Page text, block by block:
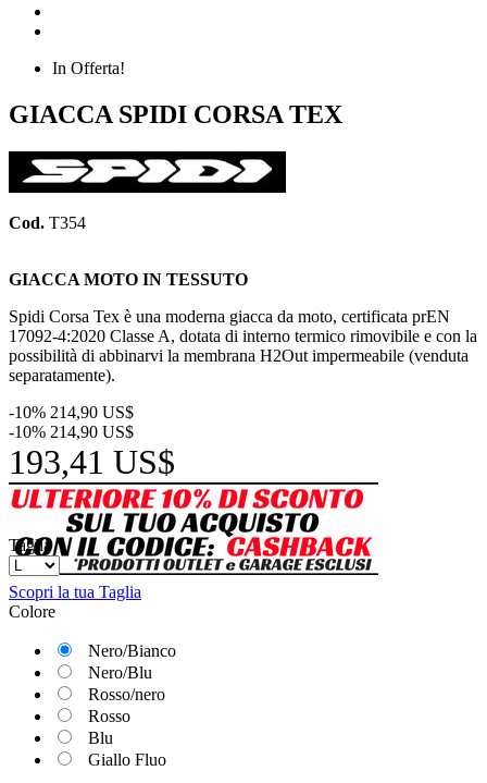
In Offerta!
GIACCA SPIDI CORSA TEX
Cod. T354
GIACCA MOTO IN TESSUTO
Spidi Corsa Tex è una moderna giacca da moto, certificata prEN
17092-4:2020 Classe A, dotata di interno termico rimovibile e con la
possibilità di abbinarvi la membrana H2Out impermeabile (venduta
separatamente).
-10% 214,90 US$
-10% 214,90 US$
193,41 US$
Taglia
Scopri la tua Taglia
Colore
Nero/Bianco
Nero/Blu
Rosso/nero
Rosso
Blu
Giallo Fluo